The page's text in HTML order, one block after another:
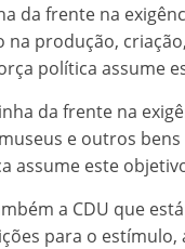
da frente na
na produção,
política assume
da frente na
e outros
assume este
a CDU que
para o